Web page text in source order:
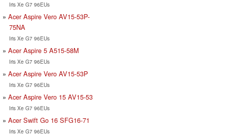
Iris Xe G7 96EUs
Acer Aspire Vero AV15-53P-
75NA
Iris Xe G7 96EUs
Acer Aspire 5 A515-58M
Iris Xe G7 96EUs
Acer Aspire Vero AV15-53P
Iris Xe G7 96EUs
Acer Aspire Vero 15 AV15-53
Iris Xe G7 96EUs
Acer Swift Go 16 SFG16-71
Iris Xe G7 96EUs